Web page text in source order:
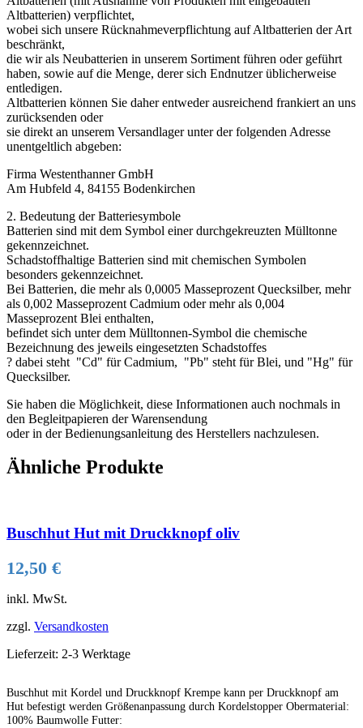
Altbatterien) verpflichtet,
wobei sich unsere Rücknahmeverpflichtung auf Altbatterien der Art
beschränkt,
die wir als Neubatterien in unserem Sortiment führen oder geführt
haben, sowie auf die Menge, derer sich Endnutzer üblicherweise
entledigen.
Altbatterien können Sie daher entweder ausreichend frankiert an uns
zurücksenden oder
sie direkt an unserem Versandlager unter der folgenden Adresse
unentgeltlich abgeben:
Firma Westenthanner GmbH
Am Hubfeld 4, 84155 Bodenkirchen
2. Bedeutung der Batteriesymbole
Batterien sind mit dem Symbol einer durchgekreuzten Mülltonne
gekennzeichnet.
Schadstoffhaltige Batterien sind mit chemischen Symbolen
besonders gekennzeichnet.
Bei Batterien, die mehr als 0,0005 Masseprozent Quecksilber, mehr
als 0,002 Masseprozent Cadmium oder mehr als 0,004
Masseprozent Blei enthalten,
befindet sich unter dem Mülltonnen-Symbol die chemische
Bezeichnung des jeweils eingesetzten Schadstoffes
? dabei steht "Cd" für Cadmium, "Pb" steht für Blei, und "Hg" für
Quecksilber.
Sie haben die Möglichkeit, diese Informationen auch nochmals in
den Begleitpapieren der Warensendung
oder in der Bedienungsanleitung des Herstellers nachzulesen.
Ähnliche Produkte
Buschhut Hut mit Druckknopf oliv
12,50 €
inkl. MwSt.
zzgl. Versandkosten
Lieferzeit: 2-3 Werktage
Buschhut mit Kordel und Druckknopf Krempe kann per Druckknopf am
Hut befestigt werden Größenanpassung durch Kordelstopper Obermaterial:
100% Baumwolle Futter: